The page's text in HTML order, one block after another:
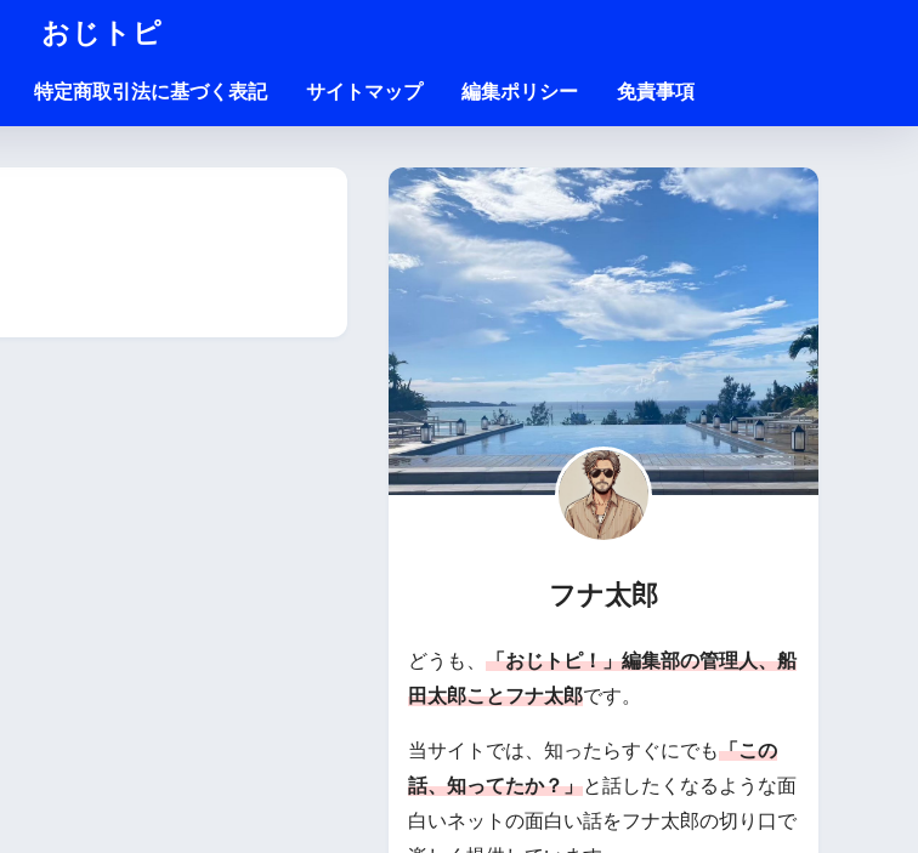
おじトピ
特定商取引法に基づく表記 サイトマップ 編集ポリシー 免責事項
フナ太郎
どうも、 「おじトピ！」編集部の管理人、船
田太郎ことフナ太郎です。
当サイトでは、知ったらすぐにでも「この
話、知ってたか？」と話したくなるような面
白いネットの面白い話をフナ太郎の切り口で